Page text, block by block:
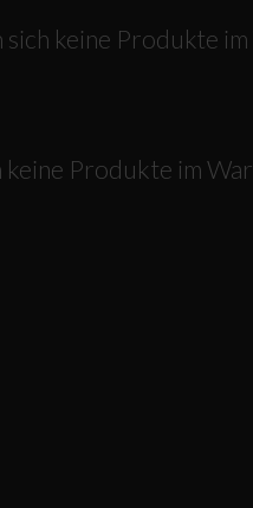
sich keine Produkte
keine Produkte im